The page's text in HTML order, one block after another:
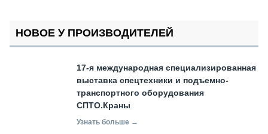
НОВОЕ У ПРОИЗВОДИТЕЛЕЙ
17-я международная специализированная
выставка спецтехники и подъемно-
транспортного оборудования
СПТО.Краны
Узнать больше →